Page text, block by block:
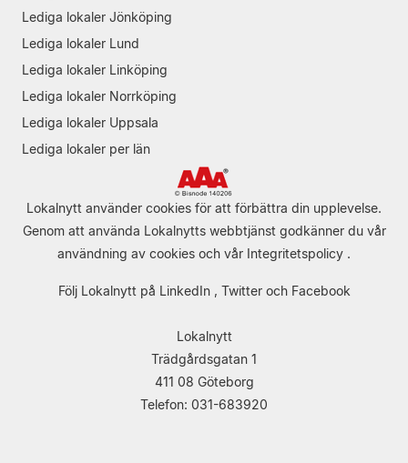
Lediga lokaler Jönköping
Lediga lokaler Lund
Lediga lokaler Linköping
Lediga lokaler Norrköping
Lediga lokaler Uppsala
Lediga lokaler per län
Lokalnytt använder cookies för att förbättra din upplevelse.
Genom att använda Lokalnytts webbtjänst godkänner du vår
användning av cookies och vår Integritetspolicy .
Följ Lokalnytt på LinkedIn, Twitteroch Facebook
Lokalnytt
Trädgårdsgatan 1
411 08 Göteborg
Telefon: 031-683920